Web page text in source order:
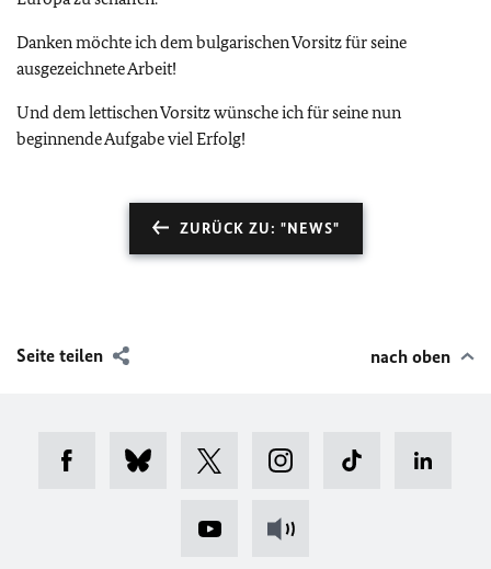
Danken möchte ich dem bulgarischen Vorsitz für seine
ausgezeichnete Arbeit!
Und dem lettischen Vorsitz wünsche ich für seine nun
beginnende Aufgabe viel Erfolg!
ZURÜCK ZU: "NEWS"
Seite teilen nach oben